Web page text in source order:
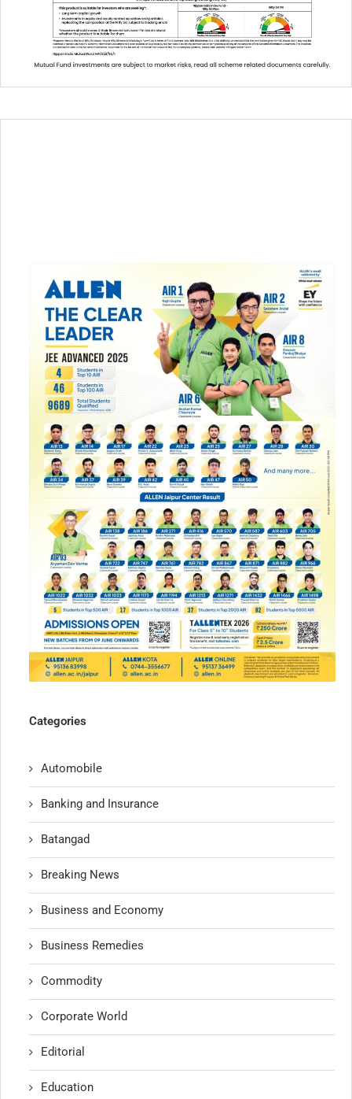
Categories
Automobile
Banking and Insurance
Batangad
Breaking News
Business and Economy
Business Remedies
Commodity
Corporate World
Editorial
Education